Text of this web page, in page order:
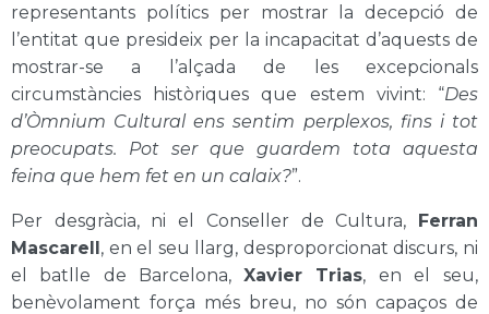
representants polítics per mostrar la decepció de
l’entitat que presideix per la incapacitat d’aquests de
mostrar-se a l’alçada de les excepcionals
circumstàncies històriques que estem vivint: “Des
d’Òmnium Cultural ens sentim perplexos, fins i tot
preocupats. Pot ser que guardem tota aquesta
feina que hem fet en un calaix?”.
Per desgràcia, ni el Conseller de Cultura, Ferran
Mascarell, en el seu llarg, desproporcionat discurs, ni
el batlle de Barcelona, Xavier Trias, en el seu,
benèvolament força més breu, no són capaços de